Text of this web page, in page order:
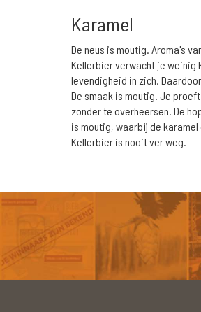
Karamel
De neus is moutig. Aroma's
Kellerbier verwacht je weinig
levendigheid in zich.
De smaak is moutig. Je
zonder te overheersen. De
is moutig, waarbij de
Kellerbier is nooit ver weg.